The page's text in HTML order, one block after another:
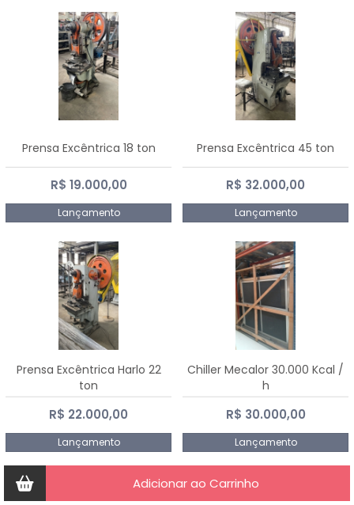
Prensa Excêntrica 18 ton
R$ 19.000,00
Lançamento
Prensa Excêntrica 45 ton
R$ 32.000,00
Lançamento
Prensa Excêntrica Harlo 22
ton
R$ 22.000,00
Lançamento
Chiller Mecalor 30.000 Kcal /
h
R$ 30.000,00
Lançamento
Adicionar ao Carrinho